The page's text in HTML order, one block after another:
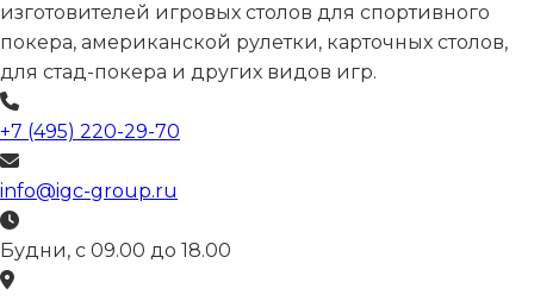
изготовителей игровых столов для спортивного
покера, американской рулетки, карточных столов,
для стад-покера и других видов игр.
+7 (495) 220-29-70
info@igc-group.ru
Будни, с 09.00 до 18.00